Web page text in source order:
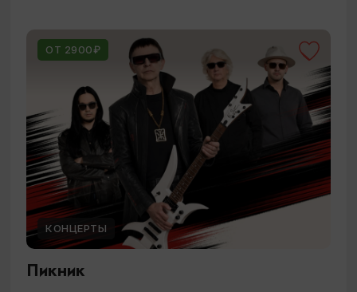
ОТ 2900₽
КОНЦЕРТЫ
Пикник